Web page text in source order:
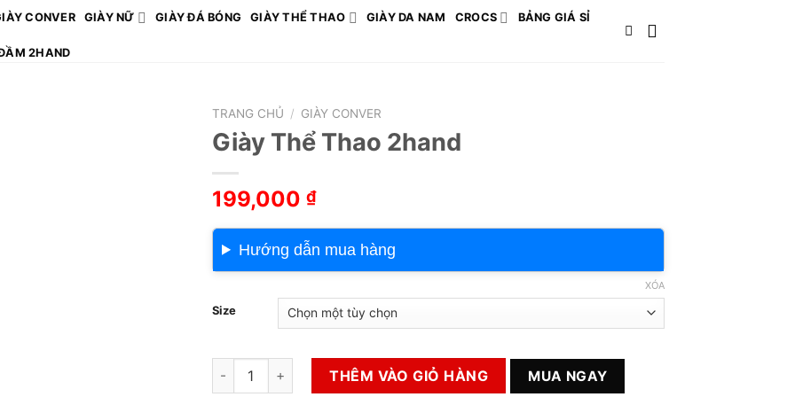
CONVER GIÀY NỮ GIÀY ĐÁ BÓNG GIÀY THỂ THAO GIÀY DA NAM CROCS BẢNG GIÁ SỈ
2HAND
TRANG CHỦ / GIÀY CONVER
Giày Thể Thao 2hand
199,000 ₫
Hướng dẫn mua hàng
Size
XÓA
Giày Thể Thao 2hand số lượngTHÊM VÀO GIỎ HÀNG MUA NGAY